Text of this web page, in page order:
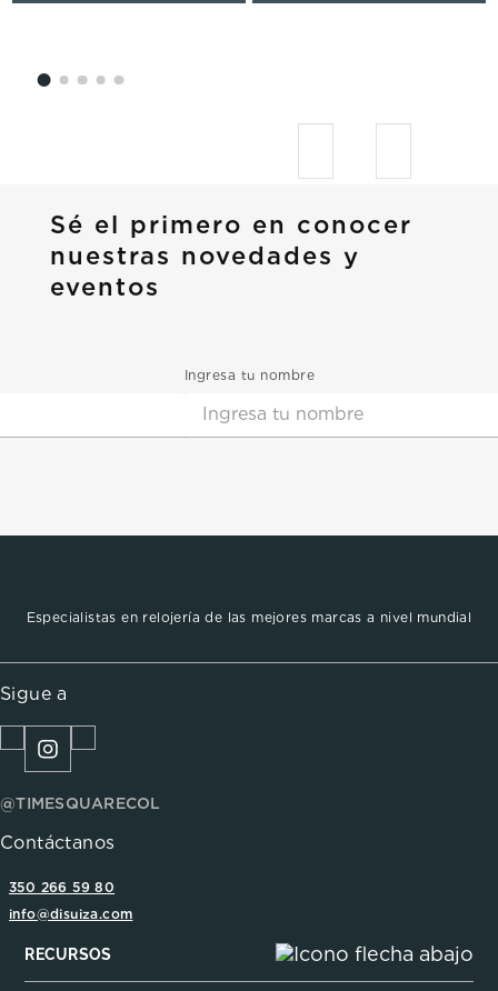
Sé el primero en conocer
nuestras novedades y
eventos
Ingresa tu nombre
Especialistas en relojería de las mejores marcas a nivel mundial
Sigue a
@TIMESQUARECOL
Contáctanos
350 266 59 80
info@disuiza.com
RECURSOS